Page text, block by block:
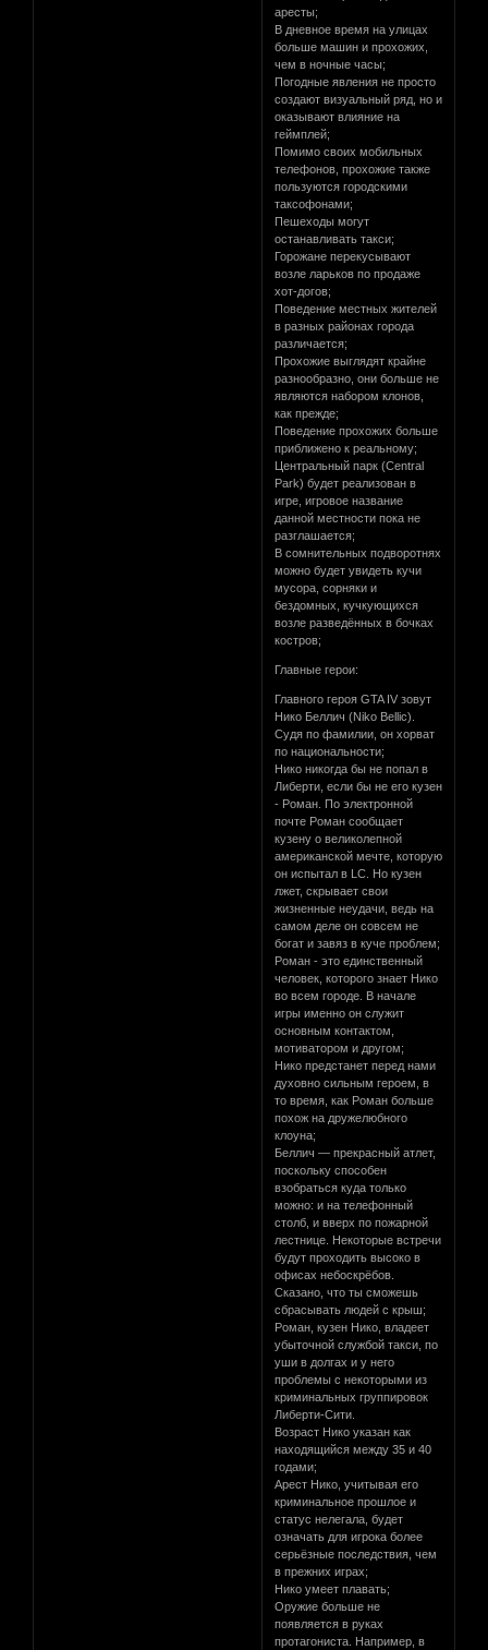
аресты;
В дневное время на улицах
больше машин и прохожих,
чем в ночные часы;
Погодные явления не просто
создают визуальный ряд, но и
оказывают влияние на
геймплей;
Помимо своих мобильных
телефонов, прохожие также
пользуются городскими
таксофонами;
Пешеходы могут
останавливать такси;
Горожане перекусывают
возле ларьков по продаже
хот-догов;
Поведение местных жителей
в разных районах города
различается;
Прохожие выглядят крайне
разнообразно, они больше не
являются набором клонов,
как прежде;
Поведение прохожих больше
приближено к реальному;
Центральный парк (Central
Park) будет реализован в
игре, игровое название
данной местности пока не
разглашается;
В сомнительных подворотнях
можно будет увидеть кучи
мусора, сорняки и
бездомных, кучкующихся
возле разведённых в бочках
костров;
Главные герои:
Главного героя GTA IV зовут
Нико Беллич (Niko Bellic).
Судя по фамилии, он хорват
по национальности;
Нико никогда бы не попал в
Либерти, если бы не его кузен
- Роман. По электронной
почте Роман сообщает
кузену о великолепной
американской мечте, которую
он испытал в LC. Но кузен
лжет, скрывает свои
жизненные неудачи, ведь на
самом деле он совсем не
богат и завяз в куче проблем;
Роман - это единственный
человек, которого знает Нико
во всем городе. В начале
игры именно он служит
основным контактом,
мотиватором и другом;
Нико предстанет перед нами
духовно сильным героем, в
то время, как Роман больше
похож на дружелюбного
клоуна;
Беллич — прекрасный атлет,
поскольку способен
взобраться куда только
можно: и на телефонный
столб, и вверх по пожарной
лестнице. Некоторые встречи
будут проходить высоко в
офисах небоскрёбов.
Сказано, что ты сможешь
сбрасывать людей с крыш;
Роман, кузен Нико, владеет
убыточной службой такси, по
уши в долгах и у него
проблемы с некоторыми из
криминальных группировок
Либерти-Сити.
Возраст Нико указан как
находящийся между 35 и 40
годами;
Арест Нико, учитывая его
криминальное прошлое и
статус нелегала, будет
означать для игрока более
серьёзные последствия, чем
в прежних играх;
Нико умеет плавать;
Оружие больше не
появляется в руках
протагониста. Например, в